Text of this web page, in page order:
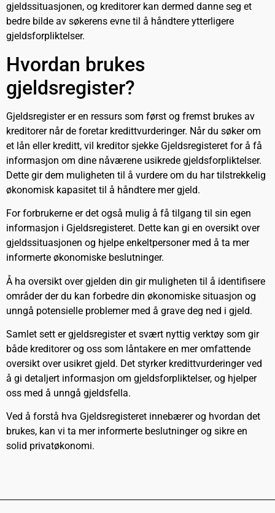
gjeldssituasjonen, og kreditorer kan dermed danne seg et
bedre bilde av søkerens evne til å håndtere ytterligere
gjeldsforpliktelser.
Hvordan brukes
gjeldsregister?
Gjeldsregister er en ressurs som først og fremst brukes av
kreditorer når de foretar kredittvurderinger. Når du søker om
et lån eller kreditt, vil kreditor sjekke Gjeldsregisteret for å få
informasjon om dine nåværene usikrede gjeldsforpliktelser.
Dette gir dem muligheten til å vurdere om du har tilstrekkelig
økonomisk kapasitet til å håndtere mer gjeld.
For forbrukerne er det også mulig å få tilgang til sin egen
informasjon i Gjeldsregisteret. Dette kan gi en oversikt over
gjeldssituasjonen og hjelpe enkeltpersoner med å ta mer
informerte økonomiske beslutninger.
Å ha oversikt over gjelden din gir muligheten til å identifisere
områder der du kan forbedre din økonomiske situasjon og
unngå potensielle problemer med å grave deg ned i gjeld.
Samlet sett er gjeldsregister et svært nyttig verktøy som gir
både kreditorer og oss som låntakere en mer omfattende
oversikt over usikret gjeld. Det styrker kredittvurderinger ved
å gi detaljert informasjon om gjeldsforpliktelser, og hjelper
oss med å unngå gjeldsfella.
Ved å forstå hva Gjeldsregisteret innebærer og hvordan det
brukes, kan vi ta mer informerte beslutninger og sikre en
solid privatøkonomi.